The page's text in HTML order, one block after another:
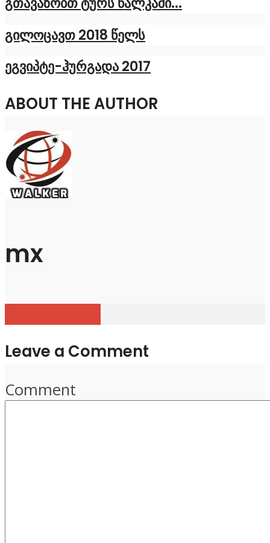
გილოცავთ 2018 წელს
ეგვიპტე-ჰურგადა 2017
ABOUT THE AUTHOR
mx
Leave a Comment
Comment